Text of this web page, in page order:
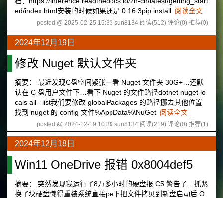
ed/index.html安装的时候如果还是 0.16.3pip install 阅读全文
posted @ 2025-02-25 15:33 sun8134 阅读(512) 评论(0) 推荐(0)
2024年12月19日
修改 Nuget 默认文件夹
摘要： 最近发现C盘空间紧张一看 Nuget 文件夹 30G+…还默
认在 C 盘用户文件下…看下 Nuget 的文件路径dotnet nuget lo
cals all –list我们要修改 globalPackages 的路径挪去其他位置
找到 nuget 的 config 文件%AppData%\NuGet 阅读全文
posted @ 2024-12-19 10:39 sun8134 阅读(219) 评论(0) 推荐(1)
2024年12月18日
Win11 OneDrive 报错 0x8004def5
摘要： 突然发现我运行了8万多小时的硬盘报 C5 警告了…抓紧
换了块硬盘懒得重装系统直接pe下把文件拷贝到新盘启动后 O